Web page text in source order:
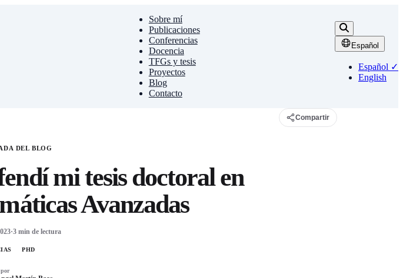
Sobre mí
Publicaciones
Conferencias
Docencia
TFGs y tesis
Proyectos
Blog
Contacto
Español
Español ✓
English
Compartir
DEL BLOG
mi tesis doctoral en
Avanzadas
·3 min de lectura
PHD